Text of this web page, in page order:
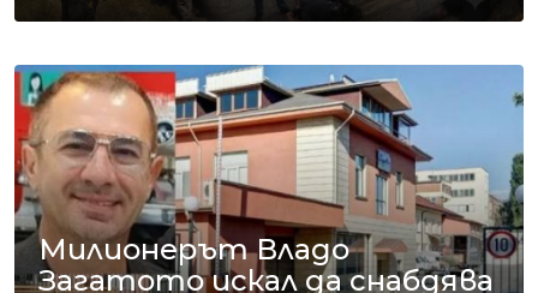
Милионерът Владо
Загатото искал да снабдява